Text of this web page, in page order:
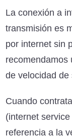
La conexión a
transmisión es
por internet sin
recomendamos
de velocidad de
Cuando
(internet
referencia a la